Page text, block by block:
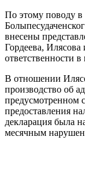
По этому поводу в
внесены
Гордеева,
ответственности
В отношении
производство об
предусмотренном
предоставления
декларация была
месячным